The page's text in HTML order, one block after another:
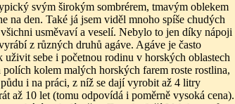
svým širokým sombrérem, tmavým oblekem
na den. Také já jsem viděl mnoho spíše chudých
usměvaví a veselí. Nebylo to jen díky nápoji
z různých druhů agáve. Agáve je často
uživit sebe i početnou rodinu v horských oblastech
polích kolem malých horských farem roste rostlina,
i na práci, z níž se dají vyrobit až 4 litry
až 10 let (tomu odpovídá i poměrně vysoká cena).